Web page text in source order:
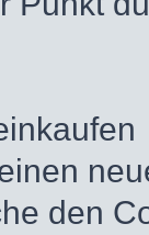
den